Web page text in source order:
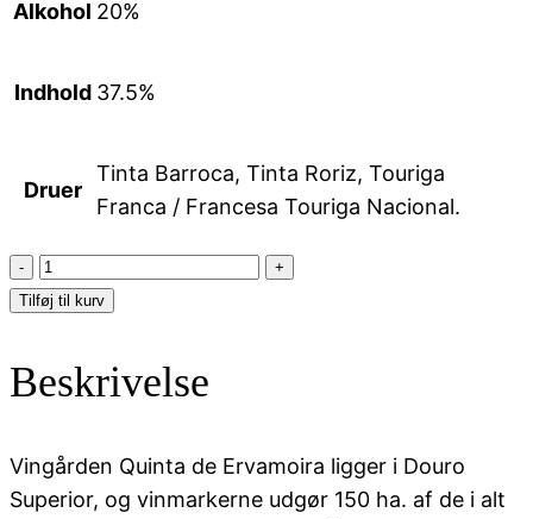
Alkohol 20%
Indhold 37.5%
Druer
Tinta Barroca, Tinta Roriz, Touriga
Franca / Francesa Touriga Nacional.
10
YEARS
ERVAMOIRA
Ramos-
antal
Tilføj til kurv
Beskrivelse
Vingården Quinta de Ervamoira ligger i Douro
Superior, og vinmarkerne udgør 150 ha. af de i alt